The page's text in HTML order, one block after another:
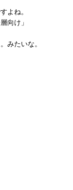
よね。
向け」
みたいな。